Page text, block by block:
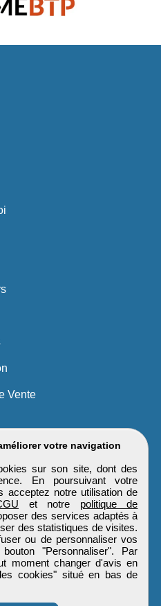
votre navigation
sur son site, dont des
En poursuivant votre
acceptez notre utilisation de
et notre politique de
des services adaptés à
des statistiques de visites.
ou de personnaliser vos
"Personnaliser". Par
moment changer d'avis en
cookies" situé en bas de
Vente